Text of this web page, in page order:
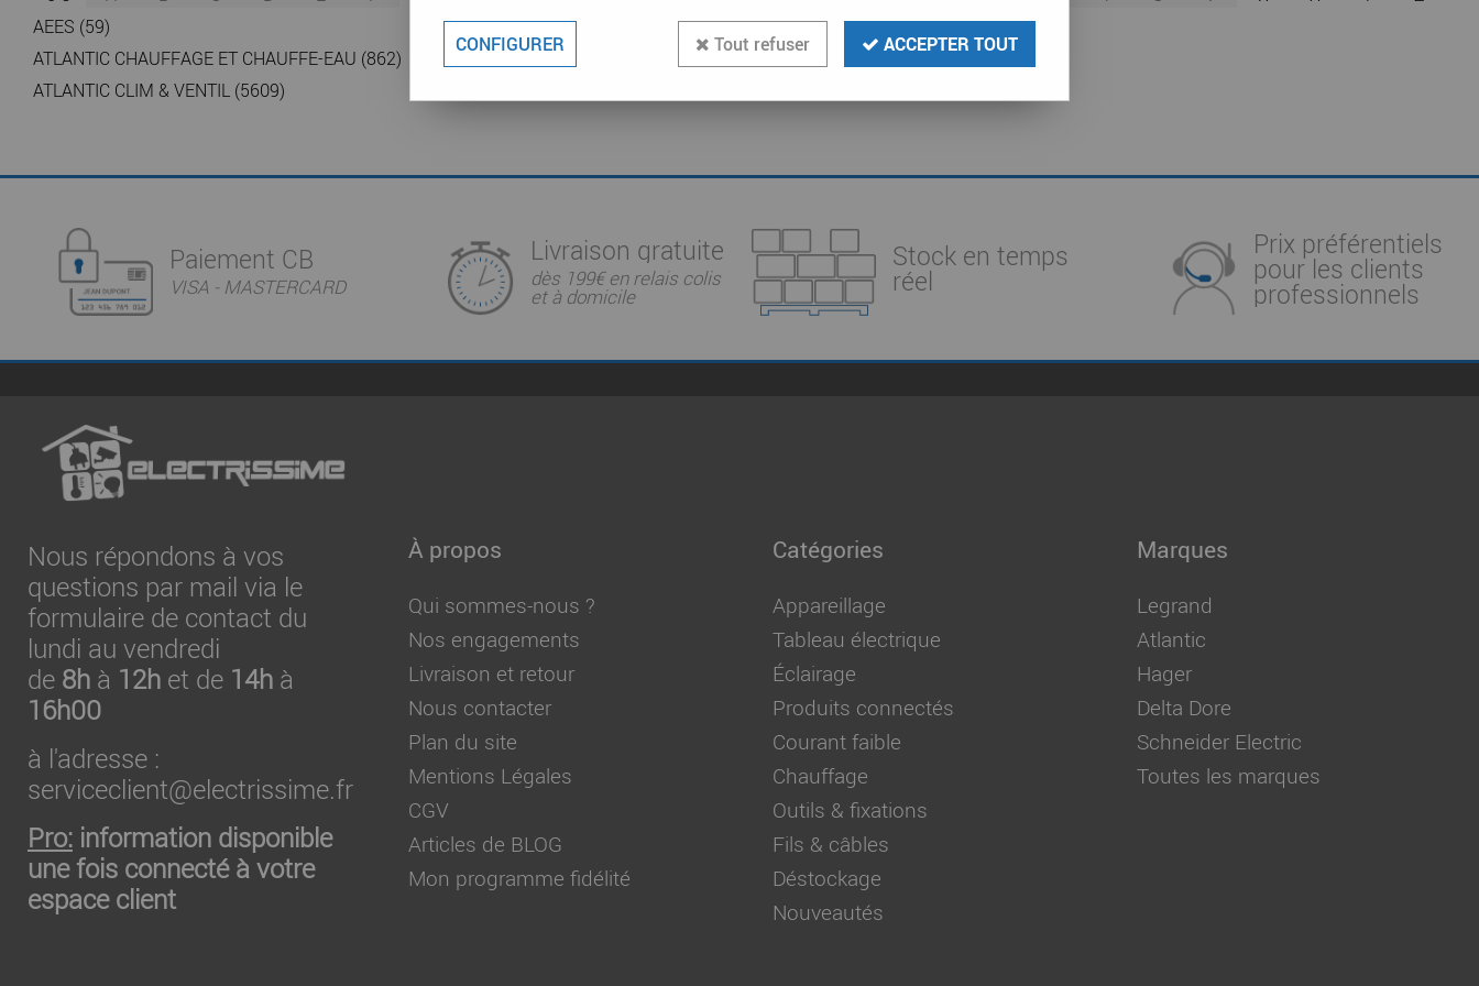
AEES (59)
ATLANTIC CHAUFFAGE ET CHAUFFE-EAU (862)
ATLANTIC CLIM & VENTIL (5609)
Paiement CB
VISA - MASTERCARD
Livraison gratuite
dès 199€ en relais colis
et à domicile
Stock en temps
réel
Prix préférentiels
pour les clients
professionnels
Nous répondons à vos
questions par mail via le
formulaire de contact du
lundi au vendredi
de 8h à 12h et de 14h à
16h00
à l'adresse :
serviceclient@electrissime.fr
Pro: information disponible
une fois connecté à votre
espace client
À propos
Qui sommes-nous ?
Nos engagements
Livraison et retour
Nous contacter
Plan du site
Mentions Légales
CGV
Articles de BLOG
Mon programme fidélité
Catégories
Appareillage
Tableau électrique
Éclairage
Produits connectés
Courant faible
Chauffage
Outils & fixations
Fils & câbles
Déstockage
Nouveautés
Marques
Legrand
Atlantic
Hager
Delta Dore
Schneider Electric
Toutes les marques
CONFIGURER Tout refuser ACCEPTER TOUT